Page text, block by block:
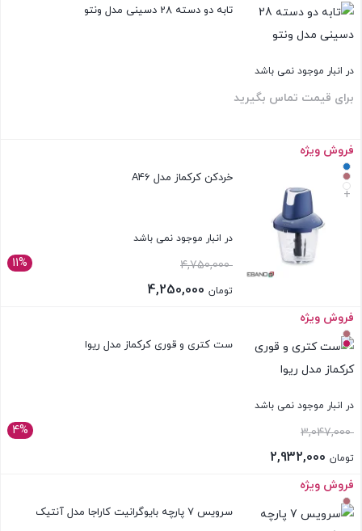
تابه دو دسته 28 دسینی مدل ونتو
در انبار موجود نمی باشد
برای قیمت تماس بگیرید
بستن
فروش ویژه
خردکن کرکماز مدل A46
در انبار موجود نمی باشد
11% 4,750,000
تومان
بستن
+
فروش ویژه
ست کتری و قوری کرکماز مدل ریوا
در انبار موجود نمی باشد
4% 3,047,000
تومان
بستن
فروش ویژه
سرویس 7 پارچه بایوگرانیت کاراجا مدل آنتیک رز